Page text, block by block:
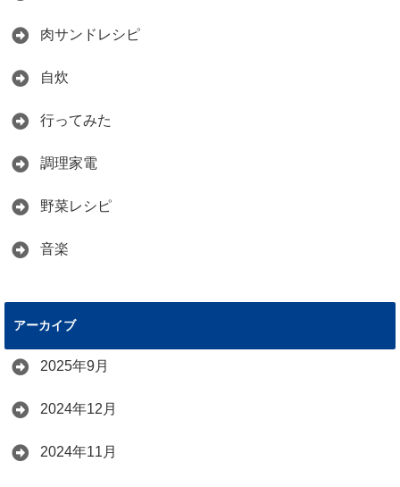
肉サンドレシピ
自炊
行ってみた
調理家電
野菜レシピ
音楽
アーカイブ
2025年9月
2024年12月
2024年11月